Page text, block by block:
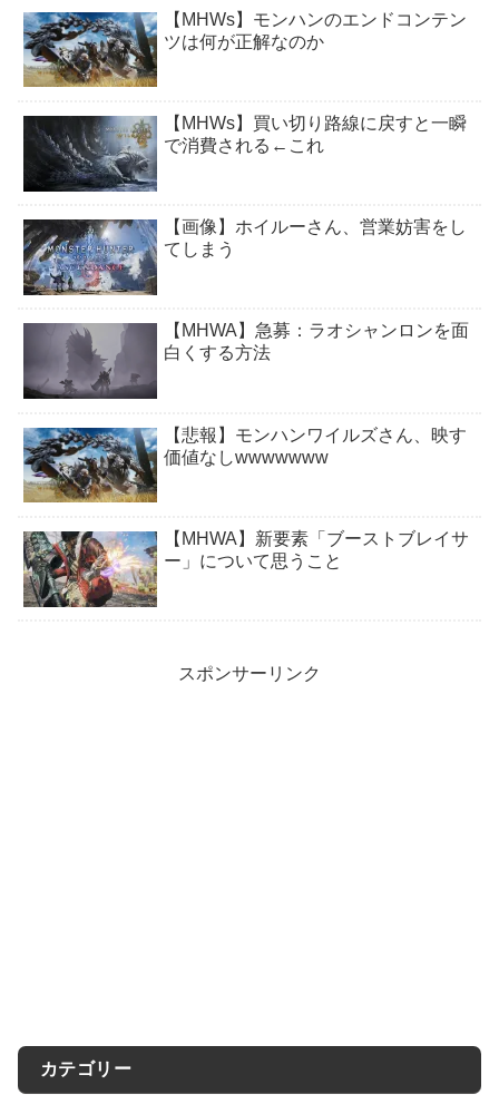
【MHWs】モンハンのエンドコンテン
ツは何が正解なのか
【MHWs】買い切り路線に戻すと一瞬
で消費される←これ
【画像】ホイルーさん、営業妨害をし
てしまう
【MHWA】急募：ラオシャンロンを面
白くする方法
【悲報】モンハンワイルズさん、映す
価値なしwwwwwww
【MHWA】新要素「ブーストブレイサ
ー」について思うこと
スポンサーリンク
カテゴリー